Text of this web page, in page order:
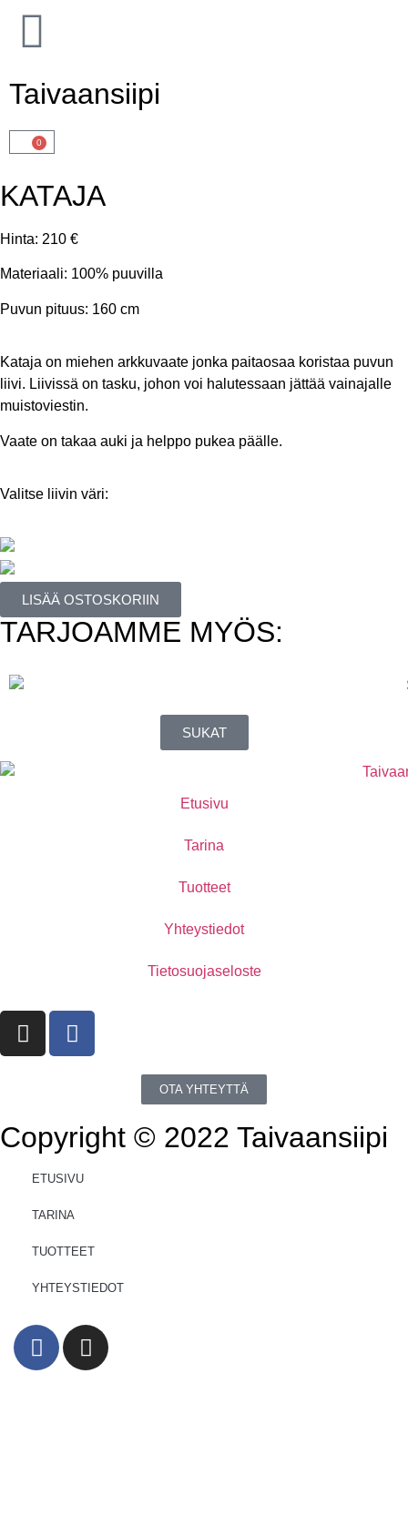
Taivaansiipi
0
KATAJA
Hinta: 210 €
Materiaali: 100% puuvilla
Puvun pituus: 160 cm
Kataja on miehen arkkuvaate jonka paitaosaa koristaa puvun
liivi. Liivissä on tasku, johon voi halutessaan jättää vainajalle
muistoviestin.
Vaate on takaa auki ja helppo pukea päälle.
Valitse liivin väri:
LISÄÄ OSTOSKORIIN
TARJOAMME MYÖS:
SUKAT
Etusivu
Tarina
Tuotteet
Yhteystiedot
Tietosuojaseloste
OTA YHTEYTTÄ
Copyright © 2022 Taivaansiipi
ETUSIVU
TARINA
TUOTTEET
YHTEYSTIEDOT